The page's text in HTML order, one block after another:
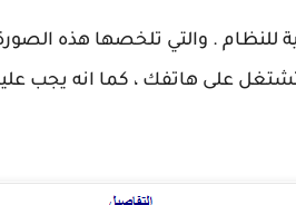
للنظام . والتي تلخصها هذه
على هاتفك ، كما انه يجب